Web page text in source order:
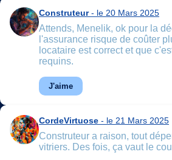
Construteur- le 20 Mars 2025
Attends, Menelik, ok pour la
l'assurance risque de coûter
locataire est correct et que
requins.
J'aime
CordeVirtuose - le 21 Mars 2025
Construteur a raison, tout
vitriers. Des fois, ça vaut le